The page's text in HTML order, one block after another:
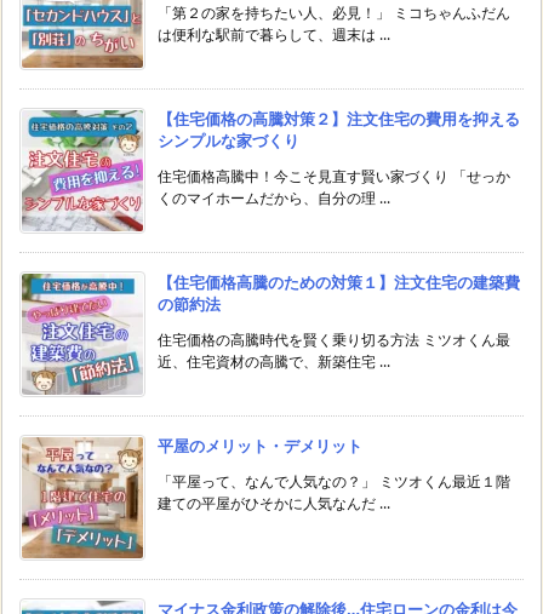
「第２の家を持ちたい人、必見！」 ミコちゃんふだん
は便利な駅前で暮らして、週末は ...
【住宅価格の高騰対策２】注文住宅の費用を抑える
シンプルな家づくり
住宅価格高騰中！今こそ見直す賢い家づくり 「せっか
くのマイホームだから、自分の理 ...
【住宅価格高騰のための対策１】注文住宅の建築費
の節約法
住宅価格の高騰時代を賢く乗り切る方法 ミツオくん最
近、住宅資材の高騰で、新築住宅 ...
平屋のメリット・デメリット
「平屋って、なんで人気なの？」 ミツオくん最近１階
建ての平屋がひそかに人気なんだ ...
マイナス金利政策の解除後…住宅ローンの金利は今